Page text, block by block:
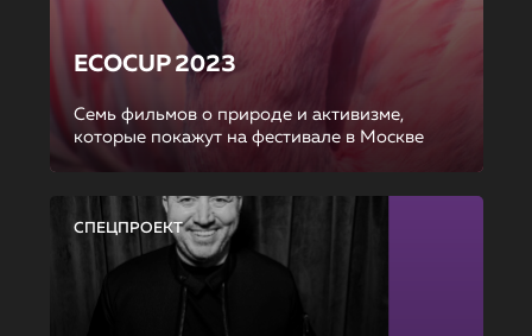
ECOCUP 2023
Семь фильмов о природе и активизме,
которые покажут на фестивале в Москве
СПЕЦПРОЕКТ